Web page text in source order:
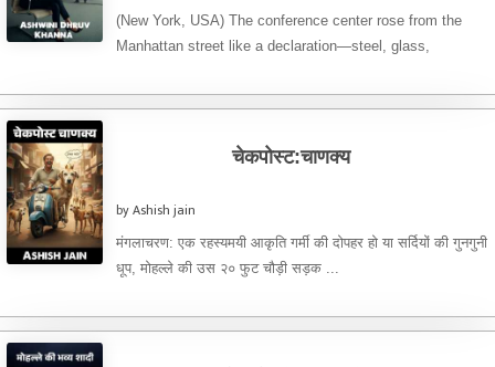
(New York, USA) The conference center rose from the
Manhattan street like a declaration—steel, glass,
चेकपोस्ट:चाणक्य
by Ashish jain
मंगलाचरण: एक रहस्यमयी आकृति गर्मी की दोपहर हो या सर्दियों की गुनगुनी
धूप, मोहल्ले की उस २० फुट चौड़ी सड़क ...